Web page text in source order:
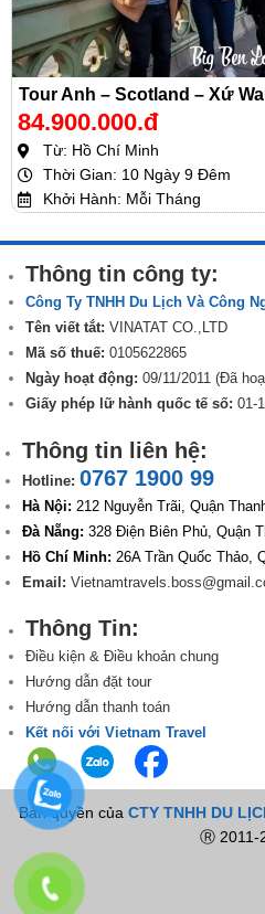
Tour Anh – Scotland – Xứ
84.900.000.đ
Từ: Hồ Chí Minh
Thời Gian: 10 Ngày 9 Đêm
Khởi Hành: Mỗi Tháng
Thông tin công ty:
Công Ty TNHH Du Lịch Và Công
Tên viết tắt: VINATAT CO.,LTD
Mã số thuế: 0105622865
Ngày hoạt động: 09/11/2011 (Đã
Giấy phép lữ hành quốc tế số: 01-
Thông tin liên hệ:
Hotline: 0767 1900 99
Hà Nội: 212 Nguyễn Trãi, Quận
Đà Nẵng: 328 Điện Biên Phủ, Quận
Hồ Chí Minh: 26A Trần Quốc Thảo,
Email:
Thông Tin:
Điều kiện & Điều khoản chung
Hướng dẫn đặt tour
Hướng dẫn thanh toán
Kết nối với Vietnam Travel
Bản quyền của CTY TNHH DU
Ⓡ 2011-